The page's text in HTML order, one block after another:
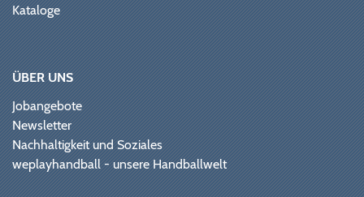
Kataloge
ÜBER UNS
Jobangebote
Newsletter
Nachhaltigkeit und Soziales
weplayhandball - unsere Handballwelt